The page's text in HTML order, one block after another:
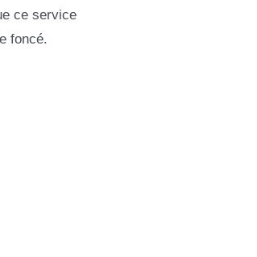
ce service
foncé.